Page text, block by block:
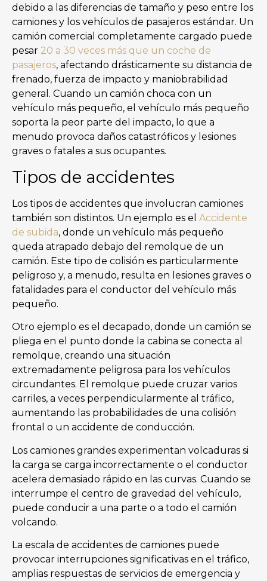
debido a las diferencias de tamaño y peso entre los
camiones y los vehículos de pasajeros estándar. Un
camión comercial completamente cargado puede
pesar 20 a 30 veces más que un coche de
pasajeros, afectando drásticamente su distancia de
frenado, fuerza de impacto y maniobrabilidad
general. Cuando un camión choca con un
vehículo más pequeño, el vehículo más pequeño
soporta la peor parte del impacto, lo que a
menudo provoca daños catastróficos y lesiones
graves o fatales a sus ocupantes.
Tipos de accidentes
Los tipos de accidentes que involucran camiones
también son distintos. Un ejemplo es el Accidente
de subida, donde un vehículo más pequeño
queda atrapado debajo del remolque de un
camión. Este tipo de colisión es particularmente
peligroso y, a menudo, resulta en lesiones graves o
fatalidades para el conductor del vehículo más
pequeño.
Otro ejemplo es el decapado, donde un camión se
pliega en el punto donde la cabina se conecta al
remolque, creando una situación
extremadamente peligrosa para los vehículos
circundantes. El remolque puede cruzar varios
carriles, a veces perpendicularmente al tráfico,
aumentando las probabilidades de una colisión
frontal o un accidente de conducción.
Los camiones grandes experimentan volcaduras si
la carga se carga incorrectamente o el conductor
acelera demasiado rápido en las curvas. Cuando se
interrumpe el centro de gravedad del vehículo,
puede conducir a una parte o a todo el camión
volcando.
La escala de accidentes de camiones puede
provocar interrupciones significativas en el tráfico,
amplias respuestas de servicios de emergencia y